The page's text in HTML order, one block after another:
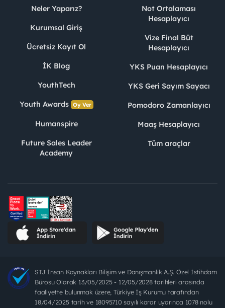
Neler Yaparız?
Kurumsal Giriş
Ücretsiz Kayıt Ol
İK Blog
YouthTech
Youth Awards Oy Ver
Humanspire
Future Sales Leader
Academy
Not Ortalaması
Hesaplayıcı
Vize Final Büt
Hesaplayıcı
YKS Puan Hesaplayıcı
YKS Geri Sayım Sayacı
Pomodoro Zamanlayıcı
Maaş Hesaplayıcı
Tüm araçlar
STJ İnsan Kaynakları Bilişim ve Danışmanlık A.Ş. Özel İstihdam
Bürosu Olarak 13/05/2025 - 12/05/2028 tarihleri arasında
faaliyette bulunmak üzere, Türkiye İş Kurumu tarafından
18/04/2025 tarih ve 18095710 sayılı karar uyarınca 1078 nolu